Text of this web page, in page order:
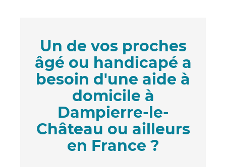
Un de vos proches
âgé ou handicapé a
besoin d'une aide à
domicile à
Dampierre-le-
Château ou ailleurs
en France ?